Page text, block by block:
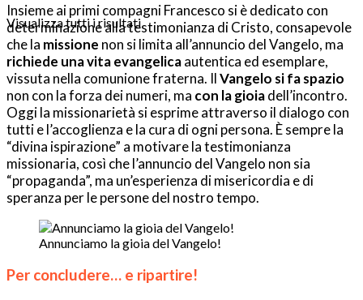
Visualizza tutti i risultati
Insieme ai primi compagni Francesco si è dedicato con
determinazione alla testimonianza di Cristo, consapevole
che la missione non si limita all’annuncio del Vangelo, ma
richiede una vita evangelicaautentica ed esemplare,
vissuta nella comunione fraterna. IlVangelo si fa spazio
non con la forza dei numeri, ma con la gioiadell’incontro.
Oggi la missionarietà si esprime attraverso il dialogo con
tutti e l’accoglienza e la cura di ogni persona. È sempre la
“divina ispirazione” a motivare la testimonianza
missionaria, così che l’annuncio del Vangelo non sia
“propaganda”, ma un’esperienza di misericordia e di
speranza per le persone del nostro tempo.
Annunciamo la gioia del Vangelo!
Per concludere… e ripartire!